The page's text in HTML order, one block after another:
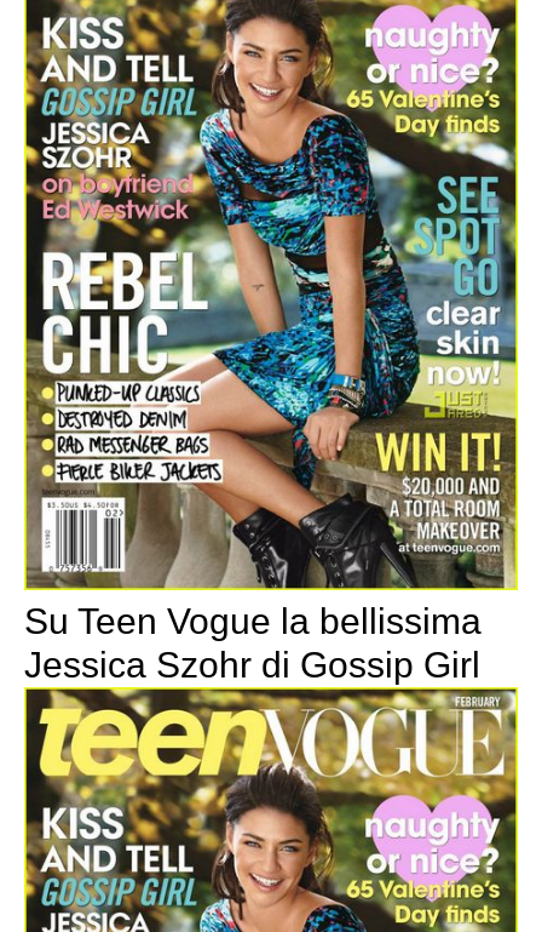
Su Teen Vogue la bellissima
Jessica Szohr di Gossip Girl